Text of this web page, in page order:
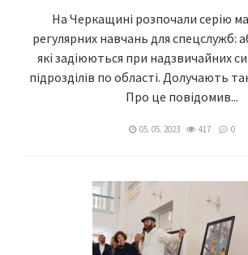
На Черкащині розпочали серію
регулярних навчань для спецслужб:
які задіюються при надзвичайних
підрозділів по області. Долучають
Про це повідомив...
05. 05. 2023 417 0